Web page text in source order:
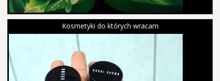
Kosmetyki do których wracam